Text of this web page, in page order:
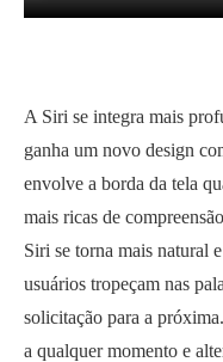
A Siri se integra mais
ganha um novo design
envolve a borda da tela
mais ricas de
Siri se torna mais natural
usuários tropeçam nas
solicitação para a
a qualquer momento e